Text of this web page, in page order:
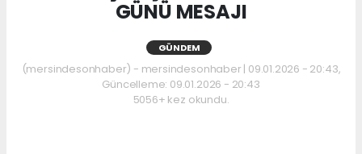
GÜNÜ MESAJI
GÜNDEM
(mersindesonhaber) - mersindesonhaber | 09.01.2026 - 20:43,
Güncelleme: 09.01.2026 - 20:43
5056+ kez okundu.